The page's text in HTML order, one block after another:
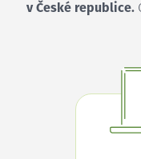
v České republice.